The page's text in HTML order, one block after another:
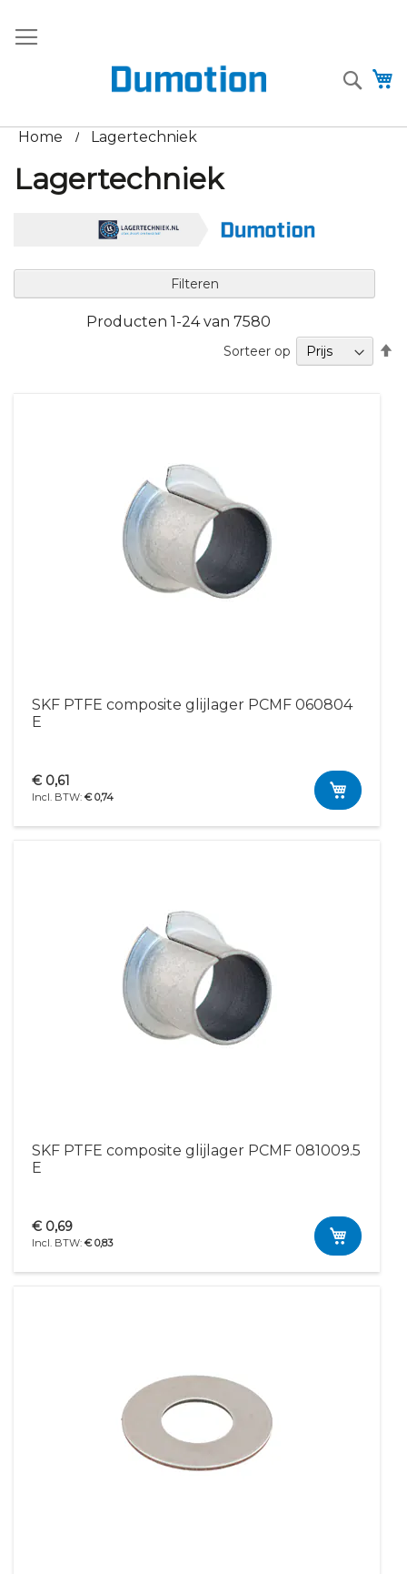
naar
de
- 485
9607
Home Lagertechniek
Lagertechniek
Producten 1 -24van 7580
Sorteer op
SKF PTFE composite glijlager PCMF 060804
E
€ 0,74
€ 0,61
SKF PTFE composite glijlager PCMF 081009.5
E
€ 0,83
€ 0,69
Filteren